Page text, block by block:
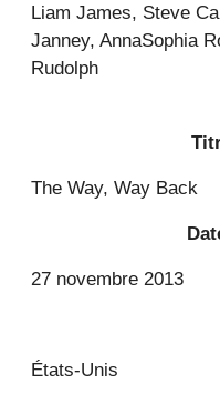
Liam James, Steve
Janney, AnnaSophia
Rudolph
The Way, Way Back
27 novembre 2013
États-Unis